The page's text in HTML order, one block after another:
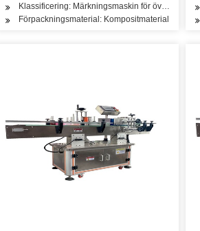
Klassificering: Märkningsmaskin för övre och
Förpackningsmaterial: Kompositmaterial